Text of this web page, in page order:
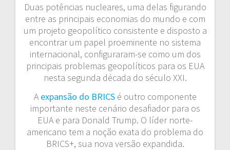
Duas potências nucleares, uma delas figurando
entre as principais economias do mundo e com
um projeto geopolítico consistente e disposto a
encontrar um papel proeminente no sistema
internacional, configuraram-se como um dos
principais problemas geopolíticos para os EUA
nesta segunda década do século XXI.
Aexpansão do BRICSé outro componente
importante neste cenário desafiador para os
EUA e para Donald Trump. O líder norte-
americano tem a noção exata do problema do
BRICS+, sua nova versão expandida.